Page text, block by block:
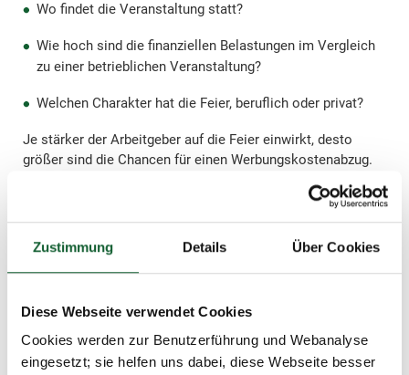
Zustimmung Details Über Cookies
Diese Webseite verwendet Cookies
Cookies werden zur Benutzerführung und Webanalyse
eingesetzt; sie helfen uns dabei, diese Webseite besser
Wo findet die Veranstaltung statt?
Wie hoch sind die finanziellen Belastungen im Vergleich
zu einer betrieblichen Veranstaltung?
Welchen Charakter hat die Feier, beruflich oder privat?
Je stärker der Arbeitgeber auf die Feier einwirkt, desto
größer sind die Chancen für einen Werbungskostenabzug.
Tipp:
Ihrer Steuererklärung ein. Begründen Sie, warum
nach Ihrer Auffassung ein beruflicher Anlass für die
Feier vorlag.